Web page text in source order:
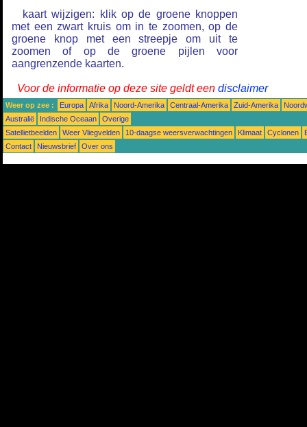
kaart wijzigen: klik op de groene knoppen
met een zwart kruis om in te zoomen, op de
groene knop met een streepje om uit te
zoomen of op de groene pijlen voor
aangrenzende kaarten.
Voor de informatie op deze site geldt een disclaimer
Weer op zee : Europa Afrika Noord-Amerika Centraal-Amerika Zuid-Amerika
Australië
Indische Oceaan
Overige
Satellietbeelden
Weer Vliegvelden 10-daagse weersverwachtingen Klimaat Cyclonen
Contact
Nieuwsbrief Over ons